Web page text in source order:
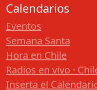
Calendarios
Eventos
Semana Santa
Hora en Chile
Radios en vivo ·
Inserta el